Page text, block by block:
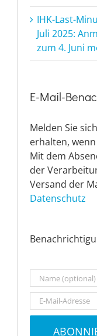
IHK-Last-
Juli 2025:
zum 4. Juni
E-Mail-
Melden Sie
erhalten,
Mit dem
der
Versand der
Datenschutz